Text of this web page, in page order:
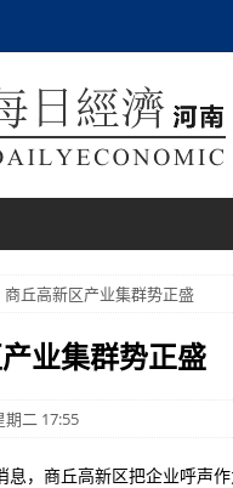
商丘高新区产业集群势正盛
业集群势正盛
期二 17:55
息，商丘高新区把企业呼声